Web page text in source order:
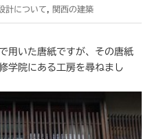
計について 関西の建築
用いた唐紙ですが、その唐紙
学院にある工房を尋ねまし